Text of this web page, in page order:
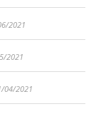
2021
2021
04/2021